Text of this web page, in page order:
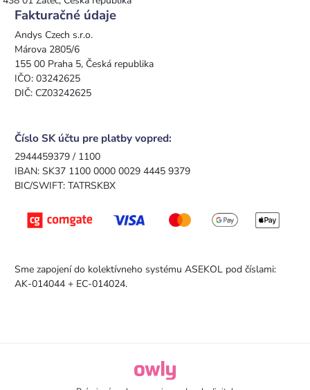
Fakturačné údaje
Andys Czech s.r.o.
Márova 2805/6
155 00 Praha 5, Česká republika
IČO: 03242625
DIČ: CZ03242625
Číslo SK účtu pre platby vopred:
2944459379 / 1100
IBAN: SK37 1100 0000 0029 4445 9379
BIC/SWIFT: TATRSKBX
Sme zapojení do kolektívneho systému ASEKOL pod číslami:
AK-014044 + EC-014024.
owly.digital - Logo